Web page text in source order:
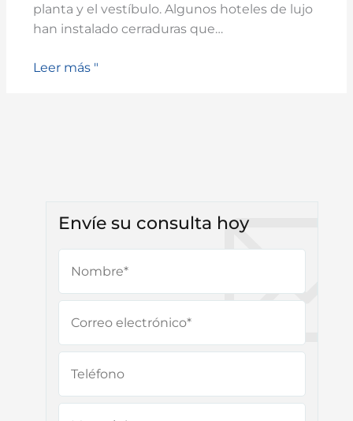
planta y el vestíbulo. Algunos hoteles de lujo
han instalado cerraduras que…
Leer más "
Envíe su consulta hoy